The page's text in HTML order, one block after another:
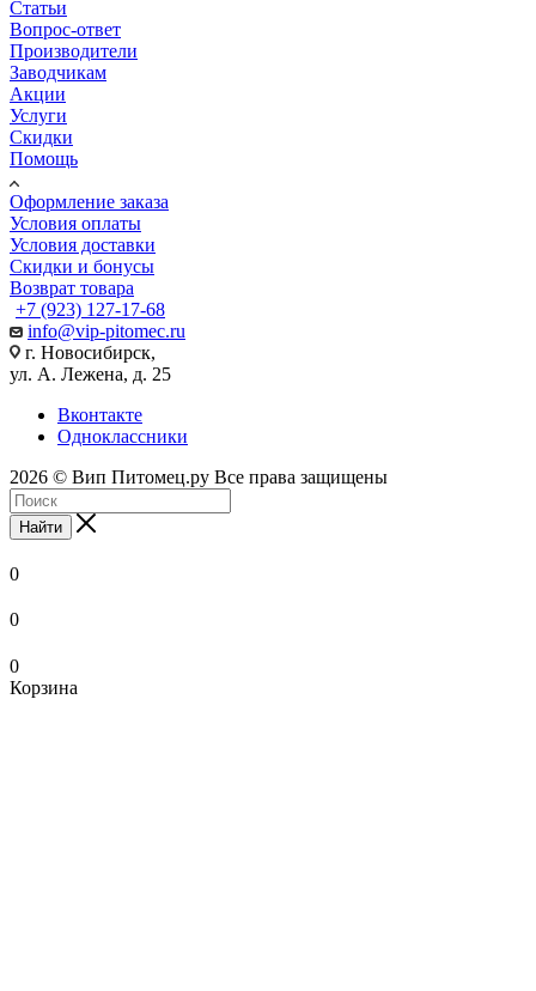
Статьи
Вопрос-ответ
Производители
Заводчикам
Акции
Услуги
Скидки
Помощь
Оформление заказа
Условия оплаты
Условия доставки
Скидки и бонусы
Возврат товара
+7 (923) 127-17-68
info@vip-pitomec.ru
г. Новосибирск,
ул. А. Лежена, д. 25
Вконтакте
Одноклассники
2026 © Вип Питомец.ру Все права защищены
Найти
0
0
0
Корзина